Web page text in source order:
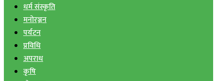
धर्म संस्कृति
मनोरञ्जन
पर्यटन
प्रविधि
अपराध
कृषि